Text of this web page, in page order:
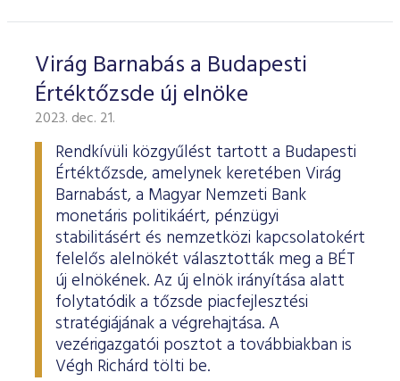
Virág Barnabás a Budapesti
Értéktőzsde új elnöke
2023. dec. 21.
Rendkívüli közgyűlést tartott a Budapesti
Értéktőzsde, amelynek keretében Virág
Barnabást, a Magyar Nemzeti Bank
monetáris politikáért, pénzügyi
stabilitásért és nemzetközi kapcsolatokért
felelős alelnökét választották meg a BÉT
új elnökének. Az új elnök irányítása alatt
folytatódik a tőzsde piacfejlesztési
stratégiájának a végrehajtása. A
vezérigazgatói posztot a továbbiakban is
Végh Richárd tölti be.